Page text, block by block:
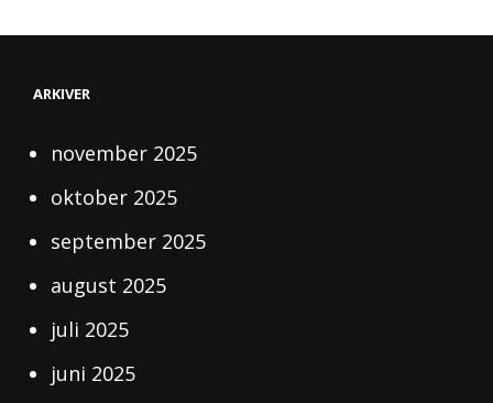
ARKIVER
november 2025
oktober 2025
september 2025
august 2025
juli 2025
juni 2025